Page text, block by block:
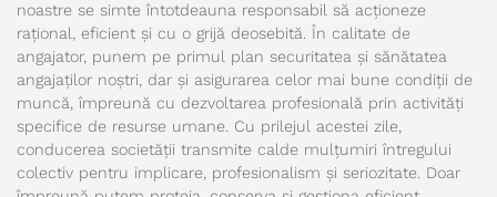
noastre se simte întotdeauna responsabil să acționeze
rațional, eficient și cu o grijă deosebită. În calitate de
angajator, punem pe primul plan securitatea și sănătatea
angajaților noștri, dar și asigurarea celor mai bune condiții de
muncă, împreună cu dezvoltarea profesională prin activități
specifice de resurse umane. Cu prilejul acestei zile,
conducerea societății transmite calde mulțumiri întregului
colectiv pentru implicare, profesionalism și seriozitate. Doar